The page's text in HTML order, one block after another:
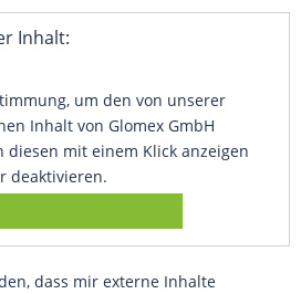
Inhalt:
um den von unserer
Inhalt von Glomex GmbH
diesen mit einem Klick anzeigen
deaktivieren.
dass mir externe Inhalte